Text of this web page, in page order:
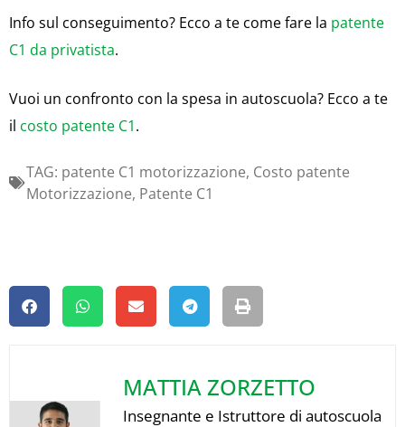
Info sul conseguimento? Ecco a te come fare la patente
C1 da privatista.
Vuoi un confronto con la spesa in autoscuola? Ecco a te
il costo patente C1.
TAG: patente C1 motorizzazione, Costo patente
Motorizzazione, Patente C1
MATTIA ZORZETTO
Insegnante e Istruttore di autoscuola